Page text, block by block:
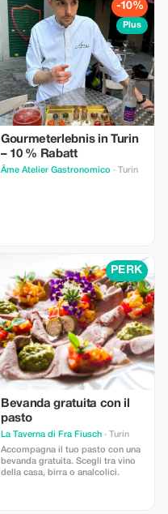
-10%
Plus
Gourmeterlebnis in Turin
– 10 % Rabatt
Âme Atelier Gastronomico · Turin
PERK
Bevanda gratuita con il
pasto
La Taverna di Fra Fiusch · Turin
Accompagna il tuo pasto con una
bevanda gratuita. Scegli tra vino
della casa, birra o analcolici.